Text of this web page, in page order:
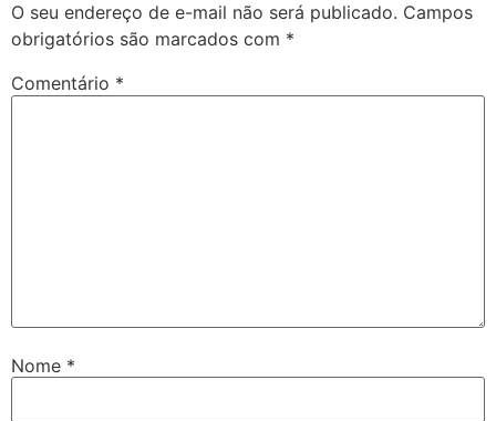
O seu endereço de e-mail não será publicado. Campos
obrigatórios são marcados com *
Comentário *
Nome *